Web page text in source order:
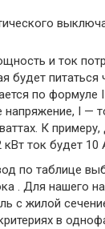
и ток
будет питаться
по формуле
I —
К примеру,
ток будет 10
по таблице
. Для нашего
с жилой
в